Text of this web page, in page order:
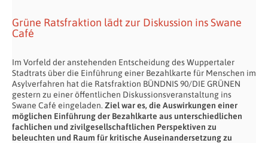
Grüne Ratsfraktion lädt zur Diskussion ins Swane
Café
Im Vorfeld der anstehenden Entscheidung des Wuppertaler
Stadtrats über die Einführung einer Bezahlkarte für Menschen im
Asylverfahren hat die Ratsfraktion BÜNDNIS 90/DIE GRÜNEN
gestern zu einer öffentlichen Diskussionsveranstaltung ins
Swane Café eingeladen. Ziel war es, die Auswirkungen einer
möglichen Einführung der Bezahlkarte aus unterschiedlichen
fachlichen und zivilgesellschaftlichen Perspektiven zu
beleuchten und Raum für kritische Auseinandersetzung zu